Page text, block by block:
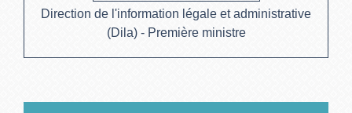
Direction de l'information légale et administrative
(Dila) - Première ministre